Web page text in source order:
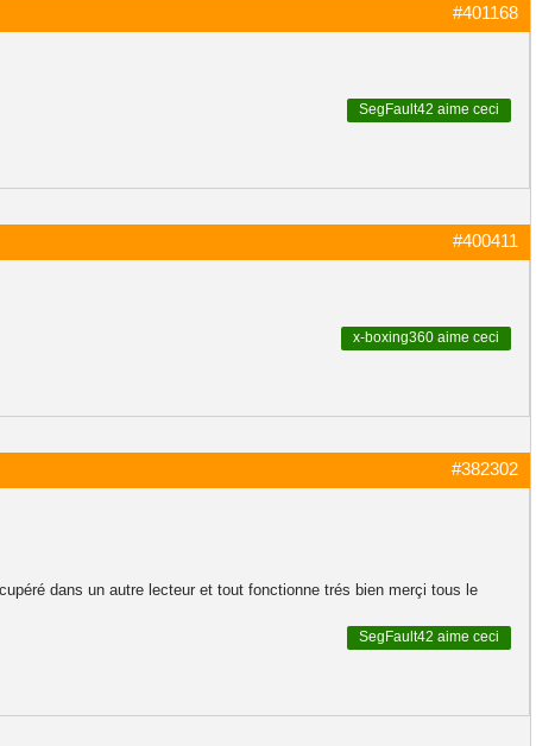
#401168
SegFault42 aime ceci
#400411
x-boxing360 aime ceci
#382302
dans un autre lecteur et tout fonctionne trés bien merçi tous le
SegFault42 aime ceci